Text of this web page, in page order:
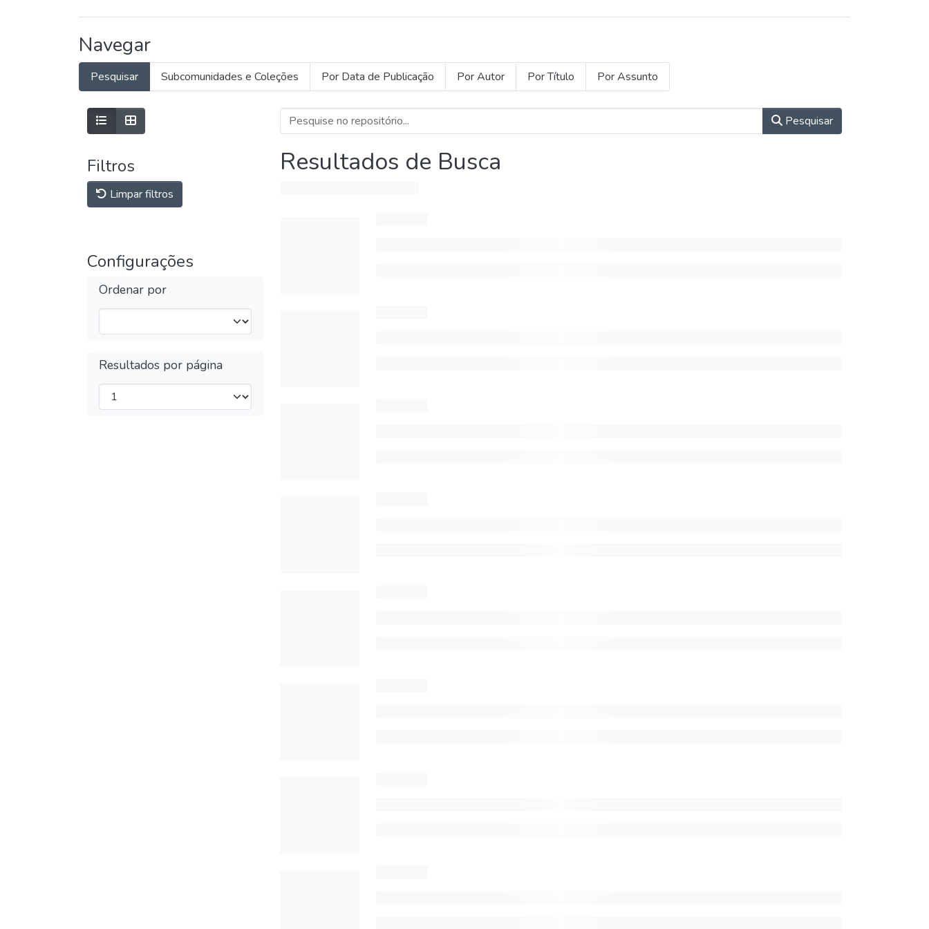
Navegar
Pesquisar Subcomunidades e Coleções Por Data de Publicação Por Autor Por Título Por Assunto
Filtros
Limpar filtros
Configurações
Ordenar por
Resultados por página
Pesquisar
Resultados de Busca